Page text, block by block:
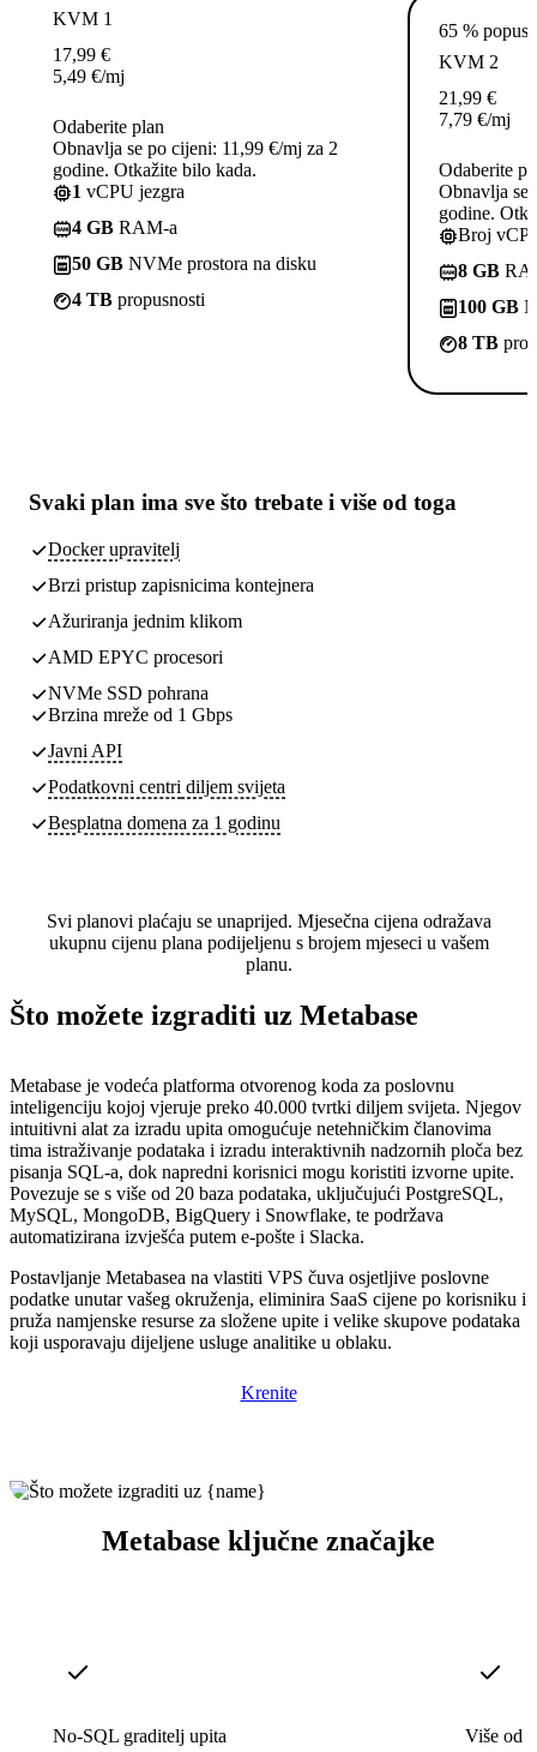
KVM 1
17,99 €
5,49 €/mj
Odaberite plan
Obnavlja se po cijeni: 11,99 €/mj za 2
godine. Otkažite bilo kada.
1 vCPU jezgra
4 GB RAM-a
50 GB NVMe prostora na disku
4 TB propusnosti
65 %
KVM 2
21,99 €
7,79 €/mj
Odaberite
Obnavlja se
godine.
Broj
8 GB
100 GB
8 TB
Svaki plan ima sve što trebate i više od toga
Docker upravitelj
Brzi pristup zapisnicima kontejnera
Ažuriranja jednim klikom
AMD EPYC procesori
NVMe SSD pohrana
Brzina mreže od 1 Gbps
Javni API
Podatkovni centri diljem svijeta
Besplatna domena za 1 godinu
Svi planovi plaćaju se unaprijed. Mjesečna cijena odražava
ukupnu cijenu plana podijeljenu s brojem mjeseci u vašem
planu.
Što možete izgraditi uz Metabase
Metabase je vodeća platforma otvorenog koda za poslovnu
inteligenciju kojoj vjeruje preko 40.000 tvrtki diljem svijeta. Njegov
intuitivni alat za izradu upita omogućuje netehničkim članovima
tima istraživanje podataka i izradu interaktivnih nadzornih ploča bez
pisanja SQL-a, dok napredni korisnici mogu koristiti izvorne upite.
Povezuje se s više od 20 baza podataka, uključujući PostgreSQL,
MySQL, MongoDB, BigQuery i Snowflake, te podržava
automatizirana izvješća putem e-pošte i Slacka.
Postavljanje Metabasea na vlastiti VPS čuva osjetljive poslovne
podatke unutar vašeg okruženja, eliminira SaaS cijene po korisniku i
pruža namjenske resurse za složene upite i velike skupove podataka
koji usporavaju dijeljene usluge analitike u oblaku.
Krenite
Metabase ključne značajke
No-SQL graditelj upita Više od